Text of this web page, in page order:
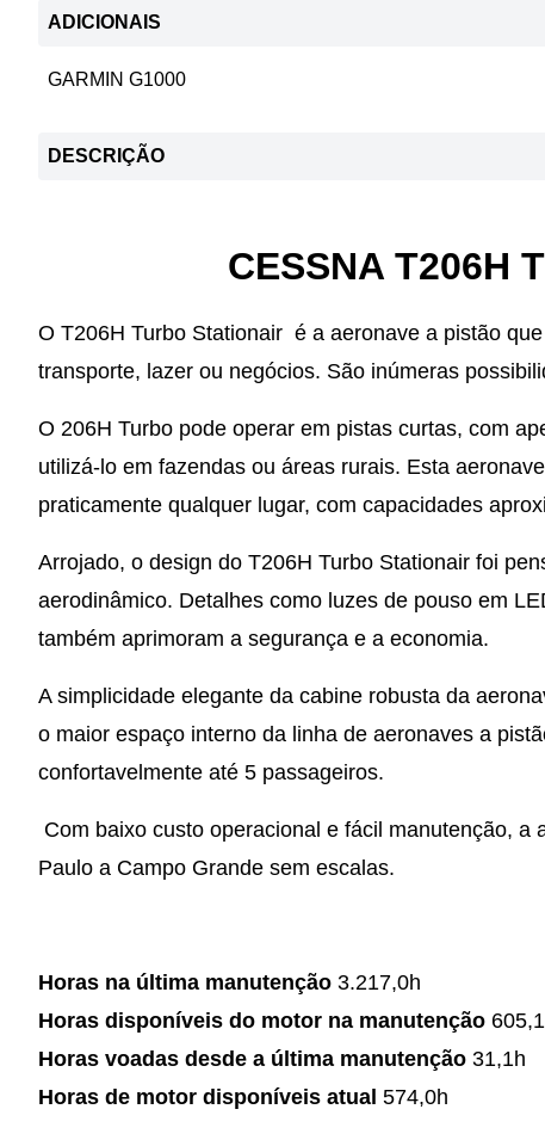
ADICIONAIS
GARMIN G1000
DESCRIÇÃO
CESSNA T206H
O T206H Turbo Stationair é a aeronave a pistão
transporte, lazer ou negócios. São inúmeras
O 206H Turbo pode operar em pistas curtas, com
utilizá-lo em fazendas ou áreas rurais. Esta
praticamente qualquer lugar, com capacidades
Arrojado, o design do T206H Turbo Stationair foi
aerodinâmico. Detalhes como luzes de pouso em
também aprimoram a segurança e a economia.
A simplicidade elegante da cabine robusta da
o maior espaço interno da linha de aeronaves a
confortavelmente até 5 passageiros.
Com baixo custo operacional e fácil manutenção,
Paulo a Campo Grande sem escalas.
Horas na última manutenção 3.217,0h
Horas disponíveis do motor na manutenção
Horas voadas desde a última manutenção 31,1h
Horas de motor disponíveis atual 574,0h